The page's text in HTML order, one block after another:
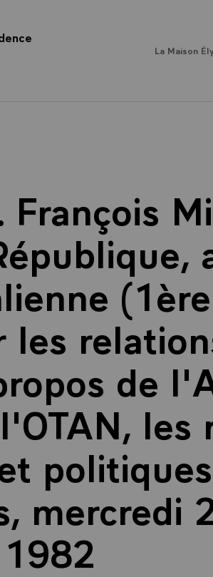
La Maison
de
les
mercredi
1982